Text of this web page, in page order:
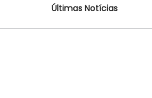
Últimas Notícias